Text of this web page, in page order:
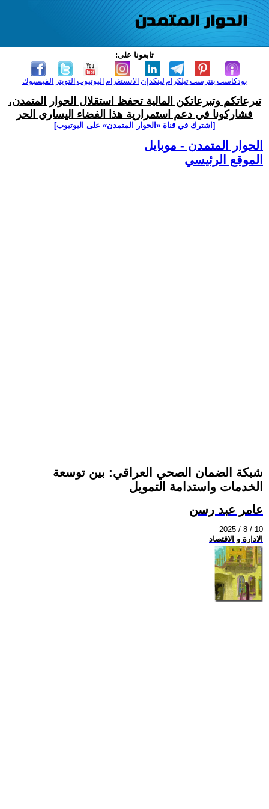
تابعونا على:
الفيسبوك التويتر اليوتيوب الانستغرام لينكدإن تيلكرامبنترست بودكاست
تبرعاتكم وتبرعاتكن المالية تحفظ استقلال الحوار المتمدن،
فشاركونا في دعم استمرارية هذا الفضاء اليساري الحر
[اشترك في قناة ‫«الحوار المتمدن» على اليوتيوب]
الحوار المتمدن - موبايل
الموقع الرئيسي
شبكة الضمان الصحي العراقي: بين توسعة
الخدمات واستدامة التمويل
عامر عبد رسن
2025 / 8 / 10
الادارة و الاقتصاد